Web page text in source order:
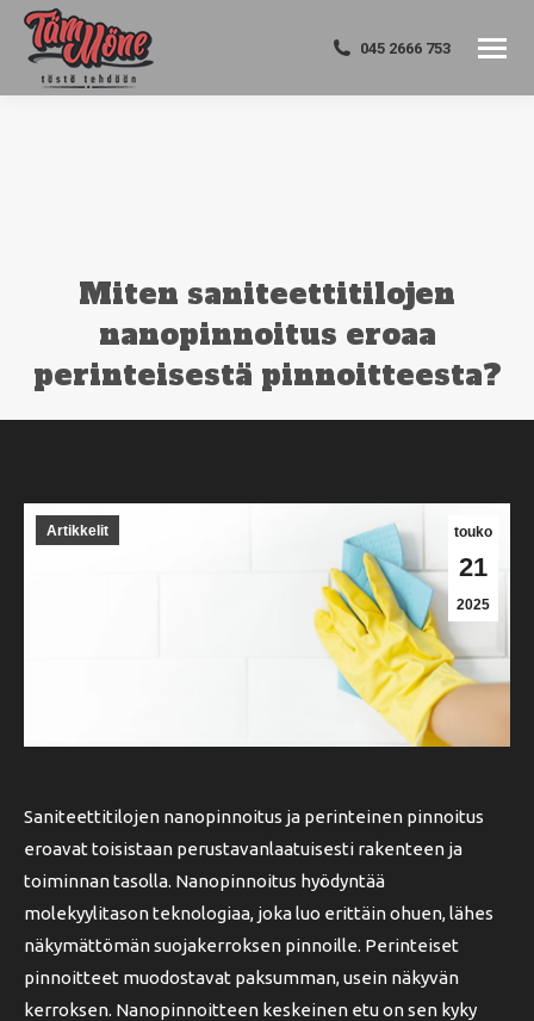
045 2666 753
Miten saniteettitilojen
nanopinnoitus eroaa
perinteisestä pinnoitteesta?
touko
21
2025
Artikkelit
Saniteettitilojen nanopinnoitus ja perinteinen pinnoitus
eroavat toisistaan perustavanlaatuisesti rakenteen ja
toiminnan tasolla. Nanopinnoitus hyödyntää
molekyylitason teknologiaa, joka luo erittäin ohuen, lähes
näkymättömän suojakerroksen pinnoille. Perinteiset
pinnoitteet muodostavat paksumman, usein näkyvän
kerroksen. Nanopinnoitteen keskeinen etu on sen kyky